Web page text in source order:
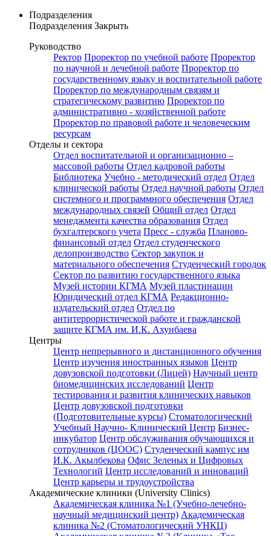
Подразделения
Подразделения Закрыть
Руководство
Ректор Проректор по учебной работе Проректор
по научной и лечебной работе Проректор по
государственному языку и воспитательной работе
Проректор по международным связям и
стратегическому развитию Проректор по
административно - хозяйственной работе
Проректор по правовой работе и человеческим
ресурсам
Отделы и сектора
Отдел воспитательной и организационно –
массовой работы Отдел кадровой работы
Библиотека Учебно - методический отдел Отдел
клинической работы Отдел научной работы Отдел
системного и программного обеспечения Отдел
международных связей Общий отдел Отдел
менеджмента качества образования Отдел
бухгалтерского учета Пресс - служба Планово-
финансовый отдел Отдел студенческого
делопроизводство Сектор закупок и
материального обеспечения Студенческий городок
Сектор по развитию государственного языка
Музей истории КГМА Музей пластинации
Юридический отдел КГМА Редакционно-
издательский отдел Отдел по
антитеррористической работе и гражданской
защите КГМА им. И.К. Ахунбаева
Центры
Центр непрерывного и дистанционного обучения
Центр изучения иностранных языков Центр
довузовской подготовки (Лицей) Научный центр
биомедицинских исследований Центр
тестирования и развития клинических навыков
Центр довузовской подготовки
(Подготовительные курсы) Стоматологический
Учебный Научно- Клинический Центр Бизнес-
инкубатор Центр обслуживания обучающихся и
сотрудников (ЦООС) Студенческий кампус им
И.К. Акылбекова Офис Зеленых и Цифровых
Технологий Центр исследований и инноваций
Центр карьеры и трудоустройства
Академические клиники (University Clinics)
Академическая клиника №1 (Учебно-лечебно-
научный медицинский центр) Академическая
клиника №2 (Стоматологический УНКЦ)